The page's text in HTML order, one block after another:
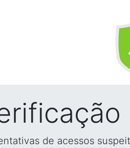
de acessos